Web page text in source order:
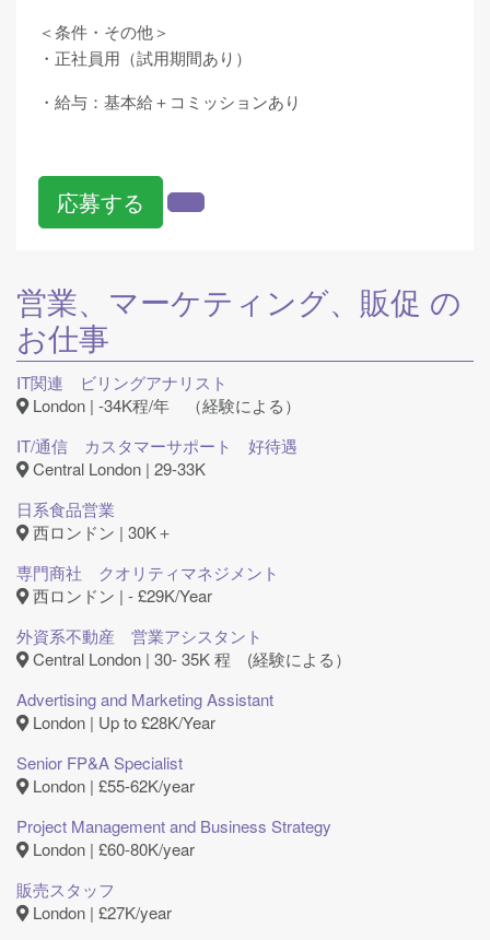
＜条件・その他＞
・正社員用（試用期間あり）
・給与：基本給＋コミッションあり
応募する
営業、マーケティング、販促 の
お仕事
IT関連 ビリングアナリスト
London | -34K程/年 （経験による）
IT/通信 カスタマーサポート 好待遇
Central London | 29-33K
日系食品営業
西ロンドン | 30K＋
専門商社 クオリティマネジメント
西ロンドン | - £29K/Year
外資系不動産 営業アシスタント
Central London | 30- 35K 程 (経験による）
Advertising and Marketing Assistant
London | Up to £28K/Year
Senior FP&A Specialist
London | £55-62K/year
Project Management and Business Strategy
London | £60-80K/year
販売スタッフ
London | £27K/year